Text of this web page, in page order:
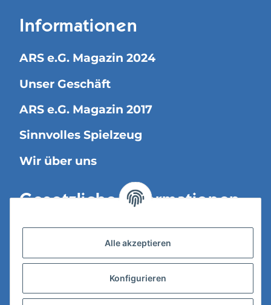
Informationen
ARS e.G. Magazin 2024
Unser Geschäft
ARS e.G. Magazin 2017
Sinnvolles Spielzeug
Wir über uns
Gesetzliche Informationen
Versandinformationen
Datenschutz
Alle akzeptieren
Konfigurieren